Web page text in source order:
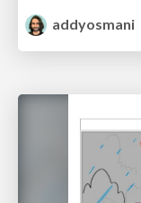
addyosmani